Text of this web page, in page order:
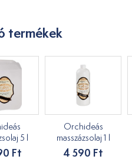
termékek
5 l
Ft
Orchideás
masszázsolaj 1 l
4 590 Ft